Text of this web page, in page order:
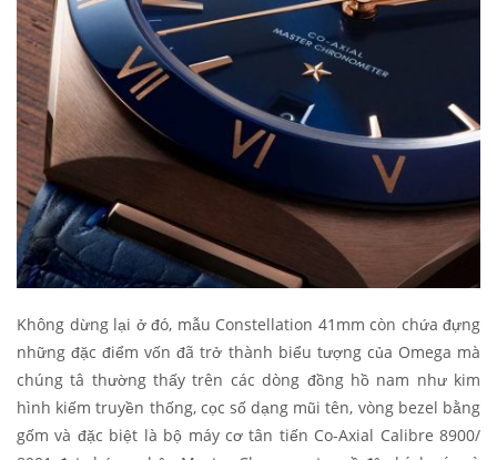
Không dừng lại ở đó, mẫu Constellation 41mm còn chứa đựng
những đặc điểm vốn đã trở thành biểu tượng của Omega mà
chúng tâ thường thấy trên các dòng đồng hồ nam như kim
hình kiếm truyền thống, cọc số dạng mũi tên, vòng bezel bằng
gốm và đặc biệt là bộ máy cơ tân tiến Co-Axial Calibre 8900/